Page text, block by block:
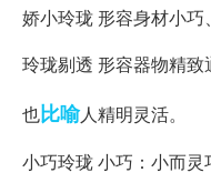
娇小玲珑 形容身材小巧
玲珑剔透 形容器物精致
也比喻人精明灵活。
小巧玲珑 小巧：小而灵